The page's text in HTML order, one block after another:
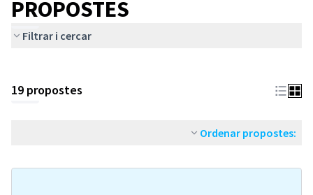
PROPOSTES
Filtrar i cercar
19 propostes
Ordenar propostes: